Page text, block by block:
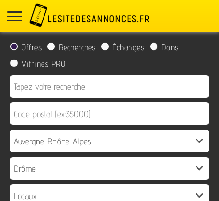
Offres Recherches Échanges
Dons
Vitrines PRO